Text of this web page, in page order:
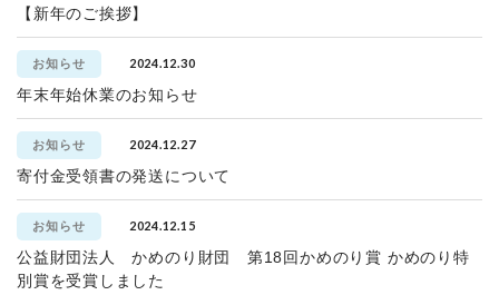
【新年のご挨拶】
お知らせ 2024.12.30
年末年始休業のお知らせ
お知らせ 2024.12.27
寄付金受領書の発送について
お知らせ 2024.12.15
公益財団法人 かめのり財団 第18回かめのり賞 かめのり特
別賞を受賞しました